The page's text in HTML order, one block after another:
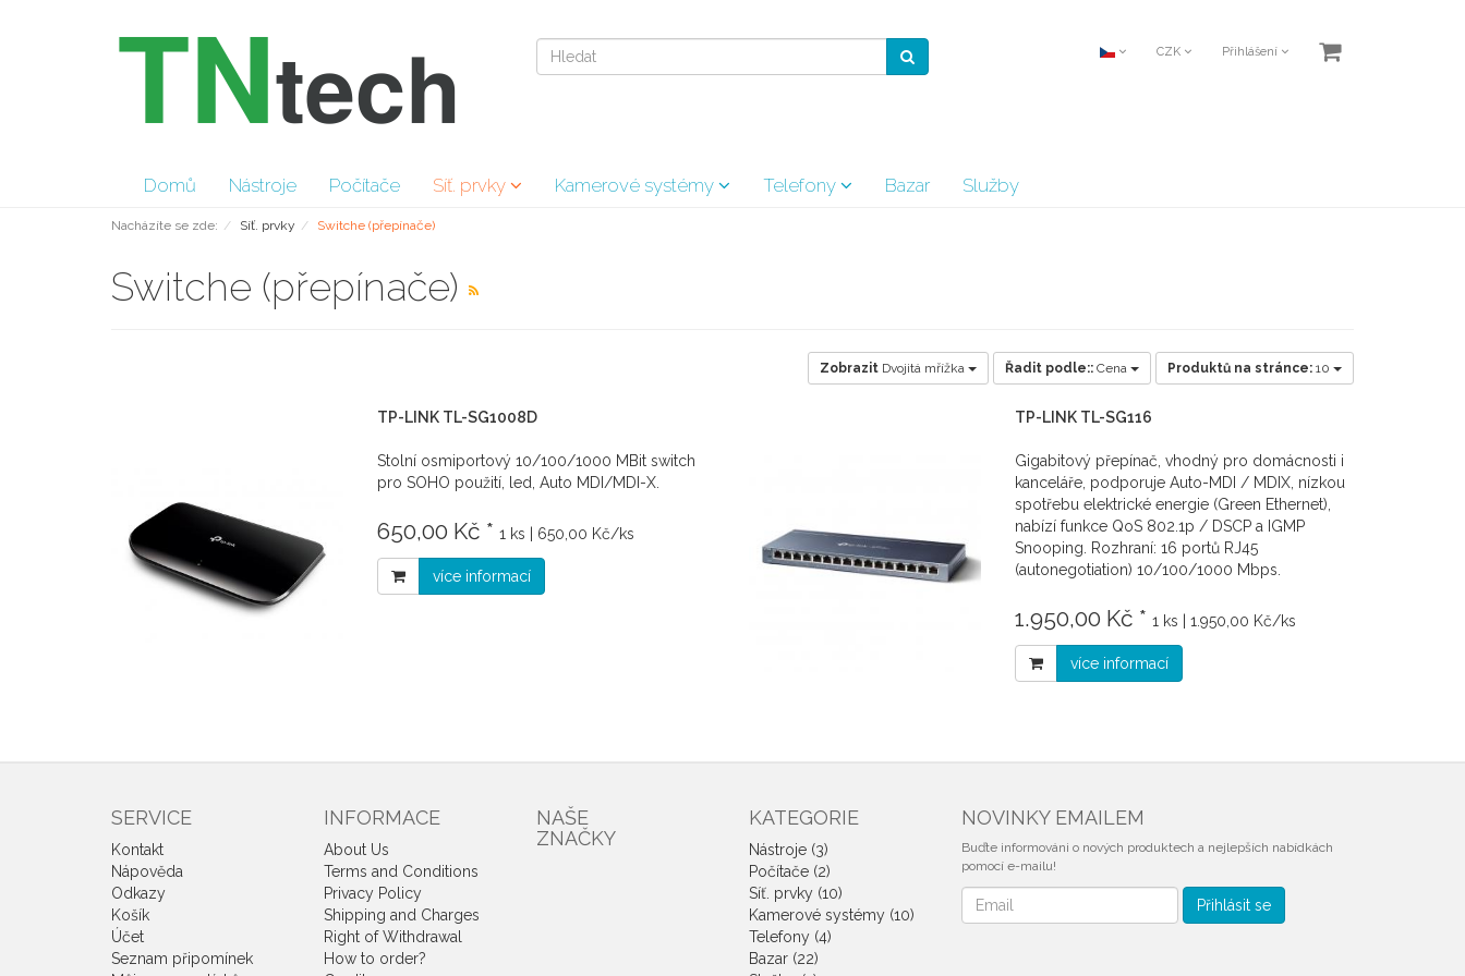
CZK Přihlášení
Domů Nástroje Počítače Síť. prvky Kamerové systémy Telefony Bazar Služby
Nacházíte se zde: Síť. prvky Switche (přepínače)
Switche (přepínače)
Zobrazit Dvojitá mřížka Řadit podle:: Cena Produktů na stránce: 10
TP-LINK TL-SG1008D
Stolní osmiportový 10/100/1000 MBit switch
pro SOHO použití, led, Auto MDI/MDI-X.
650,00 Kč * 1 ks | 650,00 Kč/ks
více informací
TP-LINK TL-SG116
Gigabitový přepínač, vhodný pro domácnosti i
kanceláře, podporuje Auto-MDI / MDIX, nízkou
spotřebu elektrické energie (Green Ethernet),
nabízí funkce QoS 802.1p / DSCP a IGMP
Snooping. Rozhraní: 16 portů RJ45
(autonegotiation) 10/100/1000 Mbps.
1.950,00 Kč * 1 ks | 1.950,00 Kč/ks
více informací
SERVICE
Kontakt
Nápověda
Odkazy
Košík
Účet
Seznam připomínek
INFORMACE
About Us
Terms and Conditions
Privacy Policy
Shipping and Charges
Right of Withdrawal
How to order?
NAŠE
ZNAČKY
KATEGORIE
Nástroje (3)
Počítače (2)
Síť. prvky (10)
Kamerové systémy (10)
Telefony (4)
Bazar (22)
NOVINKY EMAILEM
Buďte informováni o nových produktech a nejlepších nabídkách
pomocí e-mailu!
Novinky
emailem
Přihlásit se